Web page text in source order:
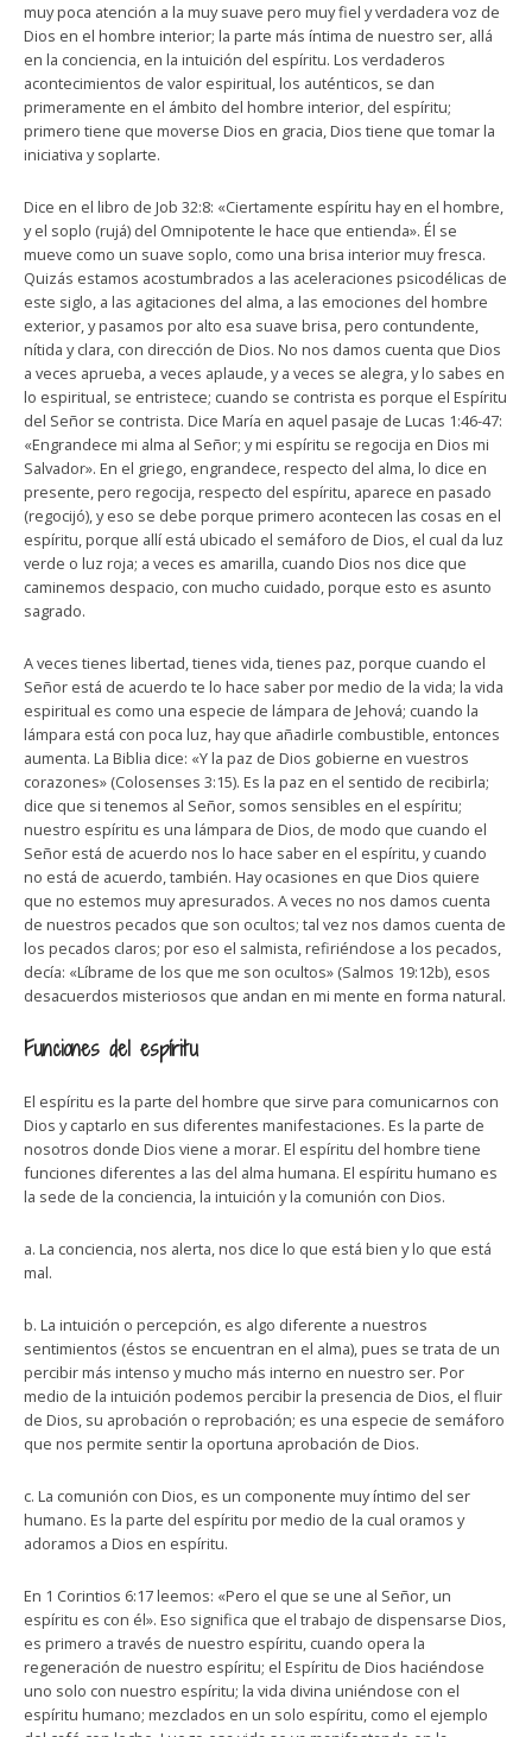
muy poca atención a la muy suave pero muy fiel y verdadera voz de
Dios en el hombre interior; la parte más íntima de nuestro ser, allá
en la conciencia, en la intuición del espíritu. Los verdaderos
acontecimientos de valor espiritual, los auténticos, se dan
primeramente en el ámbito del hombre interior, del espíritu;
primero tiene que moverse Dios en gracia, Dios tiene que tomar la
iniciativa y soplarte.
Dice en el libro de Job 32:8: «Ciertamente espíritu hay en el hombre,
y el soplo (rujá) del Omnipotente le hace que entienda». Él se
mueve como un suave soplo, como una brisa interior muy fresca.
Quizás estamos acostumbrados a las aceleraciones psicodélicas de
este siglo, a las agitaciones del alma, a las emociones del hombre
exterior, y pasamos por alto esa suave brisa, pero contundente,
nítida y clara, con dirección de Dios. No nos damos cuenta que Dios
a veces aprueba, a veces aplaude, y a veces se alegra, y lo sabes en
lo espiritual, se entristece; cuando se contrista es porque el Espíritu
del Señor se contrista. Dice María en aquel pasaje de Lucas 1:46-47:
«Engrandece mi alma al Señor; y mi espíritu se regocija en Dios mi
Salvador». En el griego, engrandece, respecto del alma, lo dice en
presente, pero regocija, respecto del espíritu, aparece en pasado
(regocijó), y eso se debe porque primero acontecen las cosas en el
espíritu, porque allí está ubicado el semáforo de Dios, el cual da luz
verde o luz roja; a veces es amarilla, cuando Dios nos dice que
caminemos despacio, con mucho cuidado, porque esto es asunto
sagrado.
A veces tienes libertad, tienes vida, tienes paz, porque cuando el
Señor está de acuerdo te lo hace saber por medio de la vida; la vida
espiritual es como una especie de lámpara de Jehová; cuando la
lámpara está con poca luz, hay que añadirle combustible, entonces
aumenta. La Biblia dice: «Y la paz de Dios gobierne en vuestros
corazones» (Colosenses 3:15). Es la paz en el sentido de recibirla;
dice que si tenemos al Señor, somos sensibles en el espíritu;
nuestro espíritu es una lámpara de Dios, de modo que cuando el
Señor está de acuerdo nos lo hace saber en el espíritu, y cuando
no está de acuerdo, también. Hay ocasiones en que Dios quiere
que no estemos muy apresurados. A veces no nos damos cuenta
de nuestros pecados que son ocultos; tal vez nos damos cuenta de
los pecados claros; por eso el salmista, refiriéndose a los pecados,
decía: «Líbrame de los que me son ocultos» (Salmos 19:12b), esos
desacuerdos misteriosos que andan en mi mente en forma natural.
Funciones del espíritu
El espíritu es la parte del hombre que sirve para comunicarnos con
Dios y captarlo en sus diferentes manifestaciones. Es la parte de
nosotros donde Dios viene a morar. El espíritu del hombre tiene
funciones diferentes a las del alma humana. El espíritu humano es
la sede de la conciencia, la intuición y la comunión con Dios.
a. La conciencia, nos alerta, nos dice lo que está bien y lo que está
mal.
b. La intuición o percepción, es algo diferente a nuestros
sentimientos (éstos se encuentran en el alma), pues se trata de un
percibir más intenso y mucho más interno en nuestro ser. Por
medio de la intuición podemos percibir la presencia de Dios, el fluir
de Dios, su aprobación o reprobación; es una especie de semáforo
que nos permite sentir la oportuna aprobación de Dios.
c. La comunión con Dios, es un componente muy íntimo del ser
humano. Es la parte del espíritu por medio de la cual oramos y
adoramos a Dios en espíritu.
En 1 Corintios 6:17 leemos: «Pero el que se une al Señor, un
espíritu es con él». Eso significa que el trabajo de dispensarse Dios,
es primero a través de nuestro espíritu, cuando opera la
regeneración de nuestro espíritu; el Espíritu de Dios haciéndose
uno solo con nuestro espíritu; la vida divina uniéndose con el
espíritu humano; mezclados en un solo espíritu, como el ejemplo